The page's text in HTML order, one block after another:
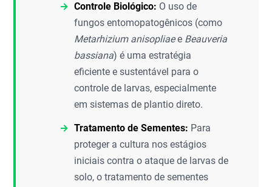
Controle Biológico: O uso de
fungos entomopatogênicos (como
Metarhizium anisopliaee Beauveria
bassiana) é uma estratégia
eficiente e sustentável para o
controle de larvas, especialmente
em sistemas de plantio direto.
Tratamento de Sementes: Para
proteger a cultura nos estágios
iniciais contra o ataque de larvas de
solo, o tratamento de sementes